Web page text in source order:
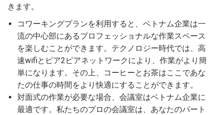
きます。
コワーキングプランを利用すると、ベトナム企業は一
流の中心部にあるプロフェッショナルな作業スペース
を楽しむことができます。テクノロジー時代では、高
速wifiとピア2ピアネットワークにより、作業がより簡
単になります。その上、コーヒーとお茶はここであな
たの仕事の時間をより快適にすることができます。
対面式の作業が必要な場合、会議室はベトナム企業に
最適です。私たちのプロの会議室は、あなたのパート